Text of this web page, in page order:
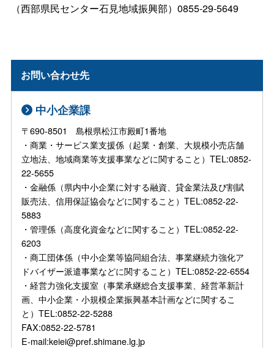
（西部県民センター石見地域振興部）0855-29-5649
お問い合わせ先
中小企業課
〒690-8501 島根県松江市殿町1番地
・商業・サービス業支援係（起業・創業、大規模小売店舗
立地法、地域商業等支援事業などに関すること）TEL:0852-
22-5655
・金融係（県内中小企業に対する融資、貸金業法及び割賦
販売法、信用保証協会などに関すること）TEL:0852-22-
5883
・管理係（高度化資金などに関すること）TEL:0852-22-
6203
・商工団体係（中小企業等協同組合法、事業継続力強化ア
ドバイザー派遣事業などに関すること）TEL:0852-22-6554
・経営力強化支援室（事業承継総合支援事業、経営革新計
画、中小企業・小規模企業振興基本計画などに関するこ
と）TEL:0852-22-5288
FAX:0852-22-5781
E-mail:keiei@pref.shimane.lg.jp